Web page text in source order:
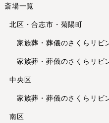
2023年8月
2023年7月
2023年6月
2023年4月
2023年3月
2023年2月
斎場一覧
北区・合志市・菊陽町
家族葬・葬儀のさくらリビ
家族葬・葬儀のさくらリビ
中央区
家族葬・葬儀のさくらリビ
南区